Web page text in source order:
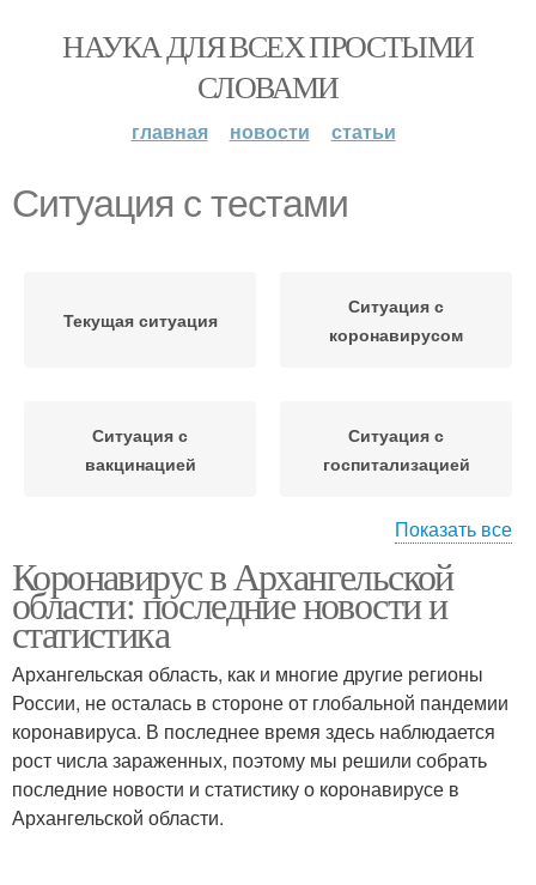
НАУКА ДЛЯ ВСЕХ ПРОСТЫМИ
СЛОВАМИ
главная новости статьи
Ситуация с тестами
Текущая ситуация
Ситуация с
коронавирусом
Ситуация с
вакцинацией
Ситуация с
госпитализацией
Ситуация с карантином Ситуация с экономикой
Показать все
Коронавирус в Архангельской
области: последние новости и
статистика
Архангельская область, как и многие другие регионы
России, не осталась в стороне от глобальной пандемии
коронавируса. В последнее время здесь наблюдается
рост числа зараженных, поэтому мы решили собрать
последние новости и статистику о коронавирусе в
Архангельской области.